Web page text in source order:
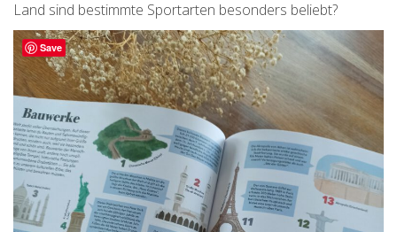
Land sind bestimmte Sportarten besonders beliebt?
Save